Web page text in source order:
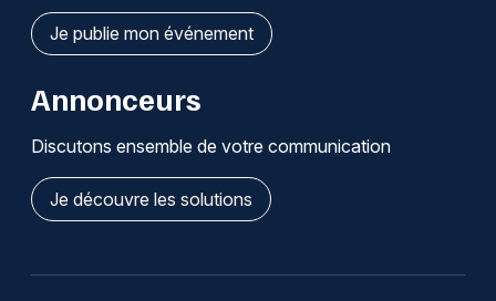
Je publie mon événement
Annonceurs
Discutons ensemble de votre communication
Je découvre les solutions